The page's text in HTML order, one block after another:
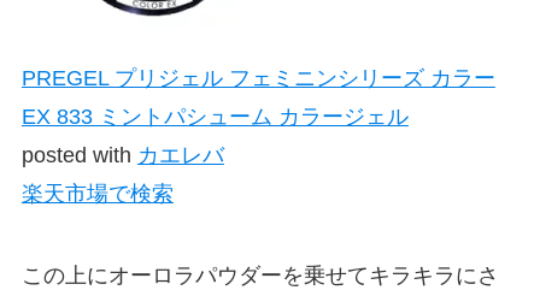
PREGEL プリジェル フェミニンシリーズ カラー
EX 833 ミントパシューム カラージェル
posted with カエレバ
楽天市場で検索
この上にオーロラパウダーを乗せてキラキラにさ